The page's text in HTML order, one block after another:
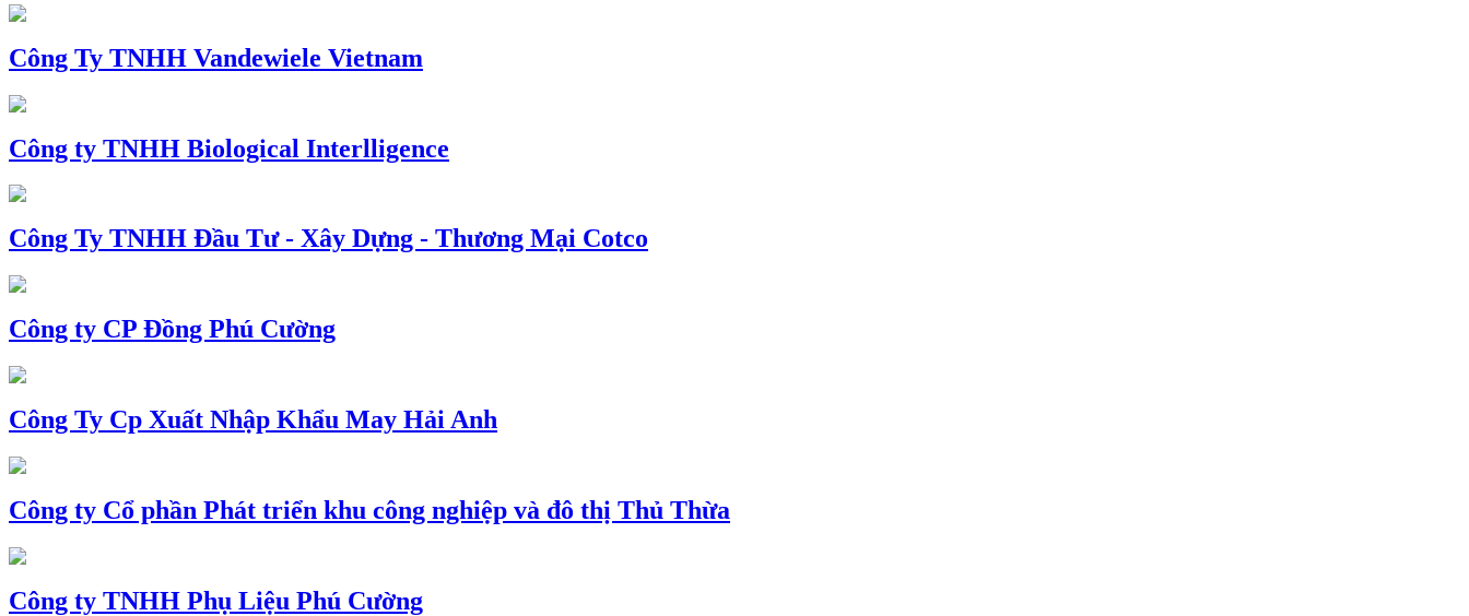
Công Ty TNHH Vandewiele Vietnam
Công ty TNHH Biological Interlligence
Công Ty TNHH Đầu Tư - Xây Dựng - Thương Mại Cotco
Công ty CP Đồng Phú Cường
Công Ty Cp Xuất Nhập Khẩu May Hải Anh
Công ty Cổ phần Phát triển khu công nghiệp và đô thị Thủ Thừa
Công ty TNHH Phụ Liệu Phú Cường